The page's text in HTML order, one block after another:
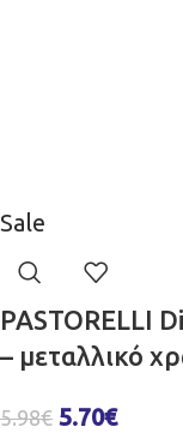
Sale
PASTORELLI
– μεταλλικό
5.98€ 5.70€